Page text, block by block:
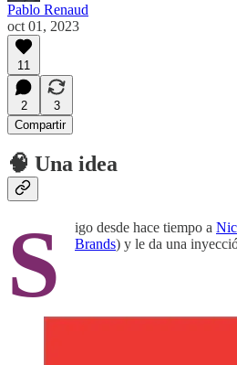
Pablo Renaud
oct 01, 2023
11
2
3
Compartir
🧠 Una idea
S igo desde hace tiempo a
Brands) y le da una